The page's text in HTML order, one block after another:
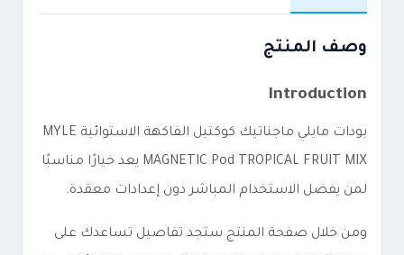
وصف المنتج
Introduction
بودات مايلي ماجناتيك كوكتيل الفاكهة الاستوائية MYLE
MAGNETIC Pod TROPICAL FRUIT MIX يعد خيارًا مناسبًا
لمن يفضل الاستخدام المباشر دون إعدادات معقدة.
ومن خلال صفحة المنتج ستجد تفاصيل تساعدك على